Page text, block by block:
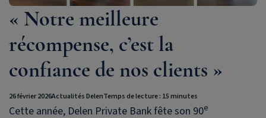
« Notre meilleure
récompense, c’est la
confiance de nos clients »
26 février 2026Actualités DelenTemps de lecture : 15 minutes
Cette année, Delen Private Bankfête son 90e